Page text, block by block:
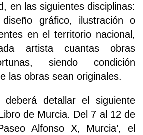
en las siguientes disciplinas:
gráfico, ilustración o
en el territorio nacional,
artista cuantas obras
siendo condición
las obras sean originales.
detallar el siguiente
de Murcia. Del 7 al 12 de
Alfonso X, Murcia’, el